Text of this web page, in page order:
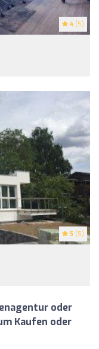
4 (5)
5 (5)
oder
Kaufen oder